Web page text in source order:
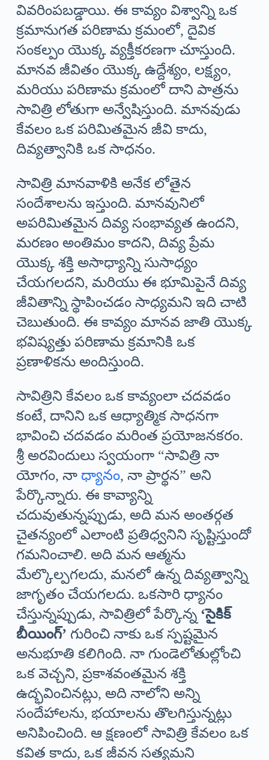
వివరింపబడ్డాయి. ఈ కావ్యం విశ్వాన్ని ఒక
క్రమానుగత పరిణామ క్రమంలో, దైవిక
సంకల్పం యొక్క వ్యక్తీకరణగా చూస్తుంది.
మానవ జీవితం యొక్క ఉద్దేశ్యం, లక్ష్యం,
మరియు పరిణామ క్రమంలో దాని పాత్రను
సావిత్రి లోతుగా అన్వేషిస్తుంది. మానవుడు
కేవలం ఒక పరిమితమైన జీవి కాదు,
దివ్యత్వానికి ఒక సాధనం.
సావిత్రి మానవాళికి అనేక లోతైన
సందేశాలను ఇస్తుంది. మానవునిలో
అపరిమితమైన దివ్య సంభావ్యత ఉందని,
మరణం అంతిమం కాదని, దివ్య ప్రేమ
యొక్క శక్తి అసాధ్యాన్ని సుసాధ్యం
చేయగలదని, మరియు ఈ భూమిపైనే దివ్య
జీవితాన్ని స్థాపించడం సాధ్యమని ఇది చాటి
చెబుతుంది. ఈ కావ్యం మానవ జాతి యొక్క
భవిష్యత్తు పరిణామ క్రమానికి ఒక
ప్రణాళికను అందిస్తుంది.
సావిత్రిని కేవలం ఒక కావ్యంలా చదవడం
కంటే, దానిని ఒక ఆధ్యాత్మిక సాధనగా
భావించి చదవడం మరింత ప్రయోజనకరం.
శ్రీ అరవిందులు స్వయంగా “సావిత్రి నా
యోగం, నా ధ్యానం, నా ప్రార్థన” అని
పేర్కొన్నారు. ఈ కావ్యాన్ని
చదువుతున్నప్పుడు, అది మన అంతర్గత
చైతన్యంలో ఎలాంటి ప్రతిధ్వనిని సృష్టిస్తుందో
గమనించాలి. అది మన ఆత్మను
మేల్కొల్పగలదు, మనలో ఉన్న దివ్యత్వాన్ని
జాగృతం చేయగలదు. ఒకసారి ధ్యానం
చేస్తున్నప్పుడు, సావిత్రిలో పేర్కొన్న ‘సైకిక్
బీయింగ్’ గురించి నాకు ఒక స్పష్టమైన
అనుభూతి కలిగింది. నా గుండెలోతుల్లోంచి
ఒక వెచ్చని, ప్రకాశవంతమైన శక్తి
ఉద్భవించినట్లు, అది నాలోని అన్ని
సందేహాలను, భయాలను తొలగిస్తున్నట్లు
అనిపించింది. ఆ క్షణంలో సావిత్రి కేవలం ఒక
కవిత కాదు, ఒక జీవన సత్యమని